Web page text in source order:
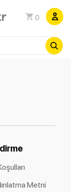
0
Metni